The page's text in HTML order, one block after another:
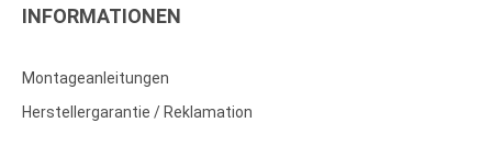
INFORMATIONEN
Montageanleitungen
Herstellergarantie / Reklamation